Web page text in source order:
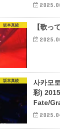
坂本真綾 【歌っ
坂本真綾
사카모
彩)
Fate/